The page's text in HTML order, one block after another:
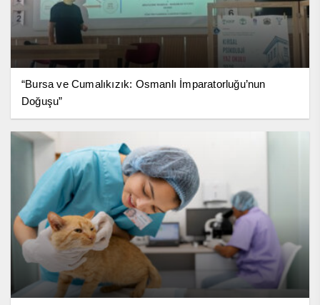
“Bursa ve Cumalıkızık: Osmanlı İmparatorluğu’nun
Doğuşu”